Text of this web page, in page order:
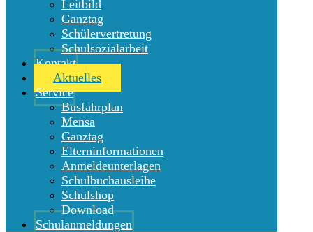
Leitbild
Ganztag
Schülervertretung
Schulsozialarbeit
Kontakt
Aktuelles
Service
Busfahrplan
Mensa
Ganztag
Elterninformationen
Anmeldeunterlagen
Schulbuchausleihe
Schulshop
Download
Schulanmeldungen